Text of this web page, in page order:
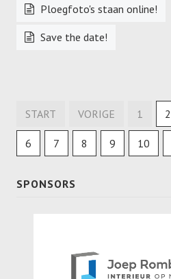
Ploegfoto's staan online!
Save the date!
START VORIGE 1 2
6 7 8 9 10
SPONSORS